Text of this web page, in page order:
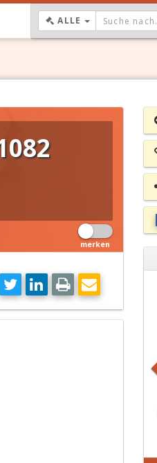
ALLE DROPDOWN:
merken